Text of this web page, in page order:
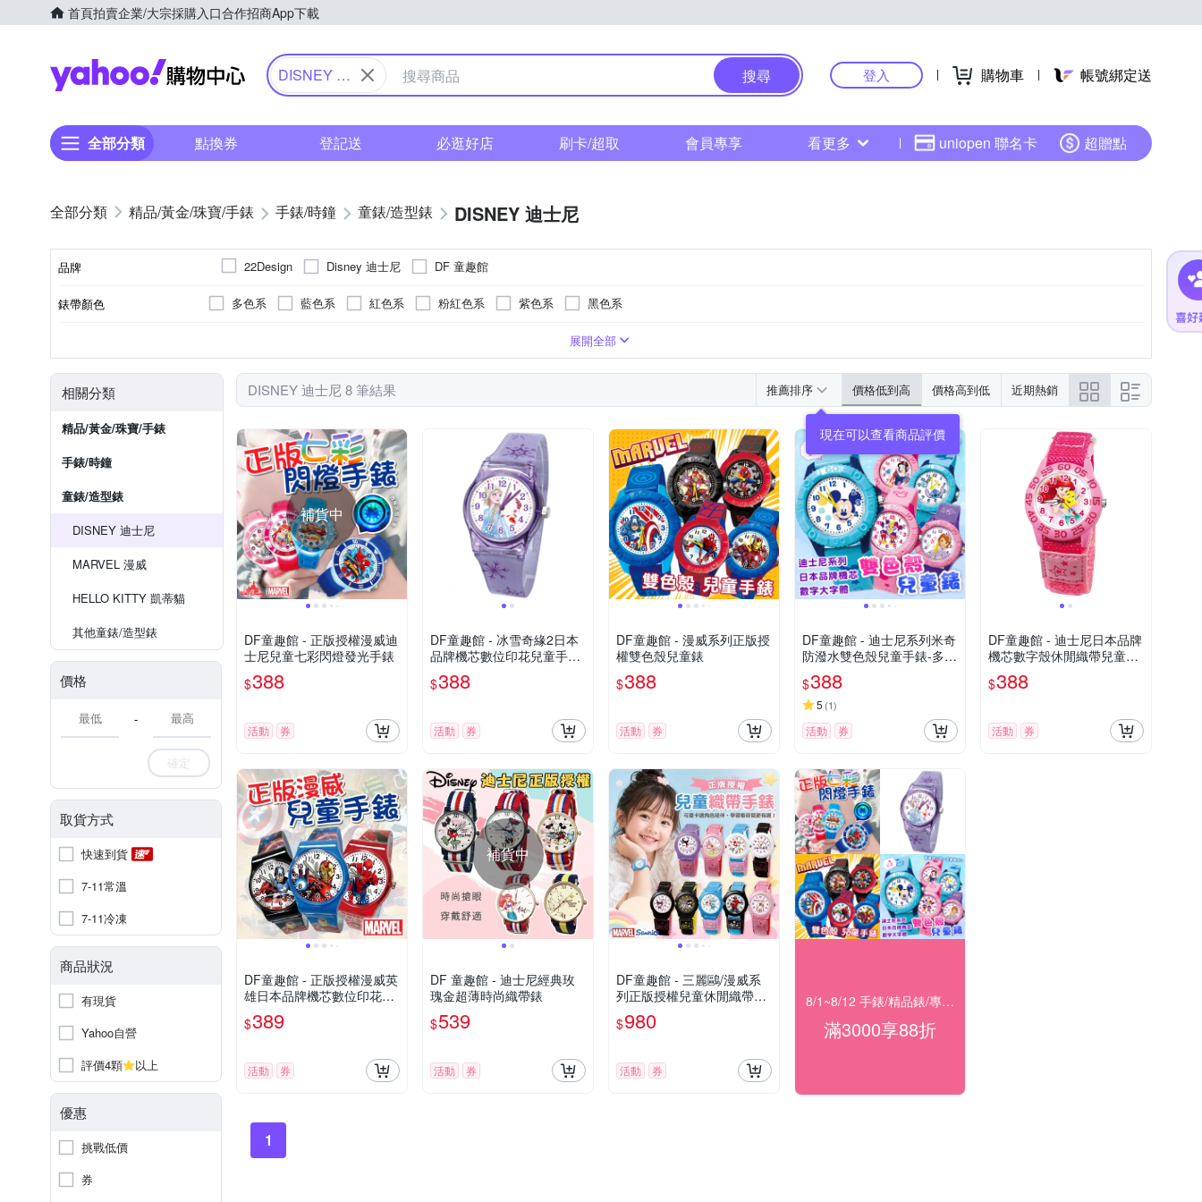
首頁拍賣企業/大宗採購入口合作招商App下載
Yahoo購物中心
DISNEY 迪
搜尋 登入 購物車 帳號綁定送
全部分類 點換券 登記送 必逛好店 刷卡/超取 會員專享 看更多 uniopen 聯名卡 超贈點
精品/黃金/珠寶/手錶 手錶/時鐘 童錶/造型錶 DISNEY 迪士尼
品牌 22Design Disney 迪士尼 DF 童趣館
錶帶顏色 多色系 藍色系 紅色系 粉紅色系 紫色系 黑色系
灰色系
展開全部
相關分類
精品/黃金/珠寶/手錶
手錶/時鐘
童錶/造型錶
DISNEY 迪士尼
MARVEL 漫威
HELLO KITTY 凱蒂貓
其他童錶/造型錶
價格
-
確定
取貨方式
快速到貨
7-11常溫
7-11冷凍
商品狀況
有現貨
Yahoo自營
評價4顆
以上
優惠
挑戰低價
券
DISNEY 迪士尼 8 筆結果 推薦排序 價格低到高 價格高到低 近期熱銷
現在可以查看商品評價
補貨中
DF童趣館 - 正版授權漫威迪
士尼兒童七彩閃燈發光手錶
$388
活動 券
DF童趣館 - 冰雪奇緣2日本
品牌機芯數位印花兒童手錶-
共3色
$388
活動 券
DF童趣館 - 漫威系列正版授
權雙色殼兒童錶
$388
活動 券
DF童趣館 - 迪士尼系列米奇
防潑水雙色殼兒童手錶-多款
可選
$388
5 (1)
活動 券
DF童趣館 - 迪士尼日本品牌
機芯數字殼休閒織帶兒童手
錶 - 多款可選
$388
活動 券
DF童趣館 - 正版授權漫威英
雄日本品牌機芯數位印花兒
童手錶
$389
活動 券
補貨中
DF 童趣館 - 迪士尼經典玫
瑰金超薄時尚織帶錶
$539
活動 券
DF童趣館 - 三麗鷗/漫威系
列正版授權兒童休閒織帶錶
- 多款可選
$980
活動 券
8/1~8/12 手錶/精品錶/專櫃飾品 指定商品滿$3000享88折
滿3000享88折
1